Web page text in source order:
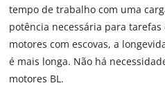
are
not
to
the
visitor.
tempo de trabalho com uma
potência necessária para
motores com escovas, a
é mais longa. Não há
motores BL.